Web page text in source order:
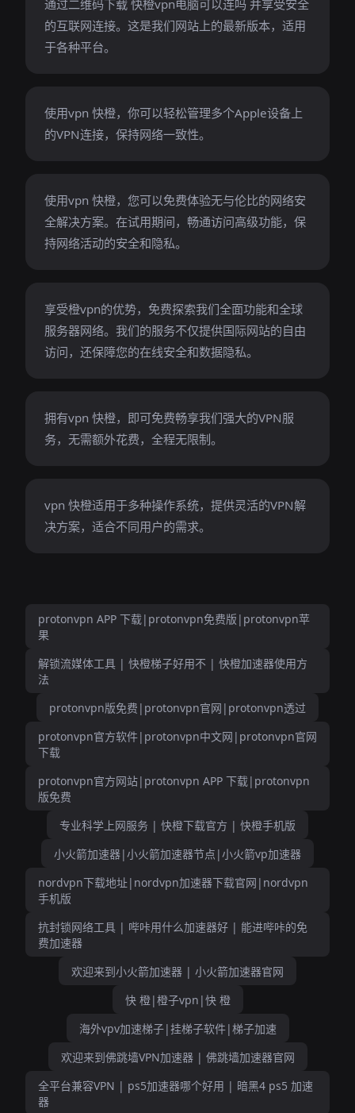
通过二维码下载 快橙vpn电脑可以连吗 并享受安全
的互联网连接。这是我们网站上的最新版本，适用
于各种平台。
使用vpn 快橙，你可以轻松管理多个Apple设备上
的VPN连接，保持网络一致性。
使用vpn 快橙，您可以免费体验无与伦比的网络安
全解决方案。在试用期间，畅通访问高级功能，保
持网络活动的安全和隐私。
享受橙vpn的优势，免费探索我们全面功能和全球
服务器网络。我们的服务不仅提供国际网站的自由
访问，还保障您的在线安全和数据隐私。
拥有vpn 快橙，即可免费畅享我们强大的VPN服
务，无需额外花费，全程无限制。
vpn 快橙适用于多种操作系统，提供灵活的VPN解
决方案，适合不同用户的需求。
protonvpn APP 下载|protonvpn免费版|protonvpn苹
果
解锁流媒体工具 | 快橙梯子好用不 | 快橙加速器使用方
法
protonvpn版免费|protonvpn官网|protonvpn透过
protonvpn官方软件|protonvpn中文网|protonvpn官网
下载
protonvpn官方网站|protonvpn APP 下载|protonvpn
版免费
专业科学上网服务 | 快橙下载官方 | 快橙手机版
小火箭加速器|小火箭加速器节点|小火箭vp加速器
nordvpn下载地址|nordvpn加速器下载官网|nordvpn
手机版
抗封锁网络工具 | 哔咔用什么加速器好 | 能进哔咔的免
费加速器
欢迎来到小火箭加速器 | 小火箭加速器官网
快 橙|橙子vpn|快 橙
海外vpv加速梯子|挂梯子软件|梯子加速
欢迎来到佛跳墙VPN加速器 | 佛跳墙加速器官网
全平台兼容VPN | ps5加速器哪个好用 | 暗黑4 ps5 加速
器